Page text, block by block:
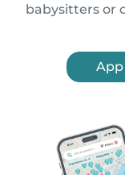
babysitters or